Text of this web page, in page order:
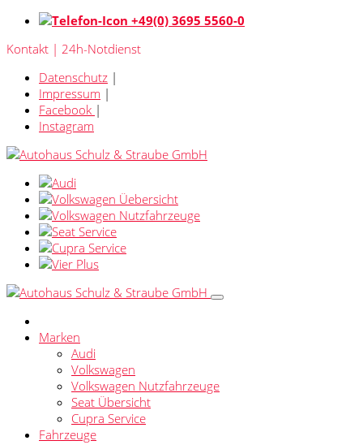
+49(0) 3695 5560-0
Kontakt | 24h-Notdienst
Datenschutz |
Impressum |
Facebook |
Instagram
Marken
Audi
Volkswagen
Volkswagen Nutzfahrzeuge
Seat Übersicht
Cupra Service
Fahrzeuge